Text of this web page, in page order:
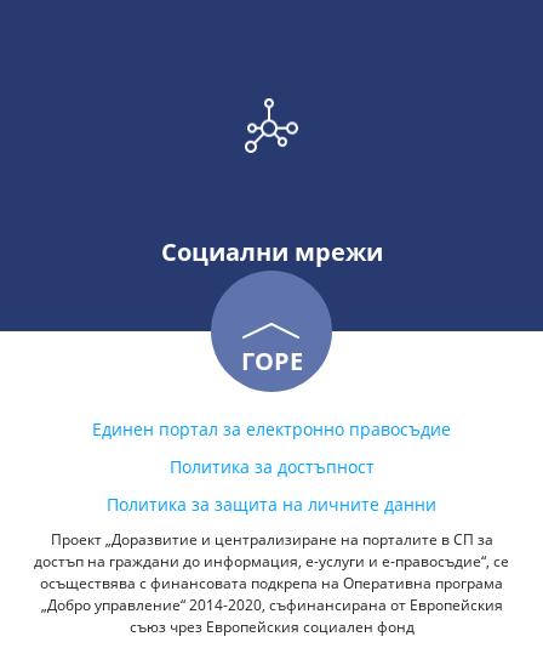
Социални мрежи
ГОРЕ
Единен портал за електронно правосъдие
Политика за достъпност
Политика за защита на личните данни
Проект „Доразвитие и централизиране на порталите в СП за
достъп на граждани до информация, е-услуги и е-правосъдие“, се
осъществява с финансовата подкрепа на Оперативна програма
„Добро управление“ 2014-2020, съфинансирана от Европейския
съюз чрез Европейския социален фонд